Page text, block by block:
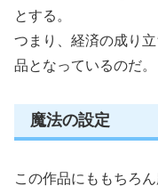
とする。
つまり、経済の成り
品となっているのだ。
魔法の設定
この作品にももちろん